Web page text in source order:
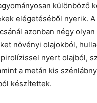
különböző
elégetéséből nyerik.
azonban négy
növényi olajokból,
nyert olajból,
a metán kis
készítettek.